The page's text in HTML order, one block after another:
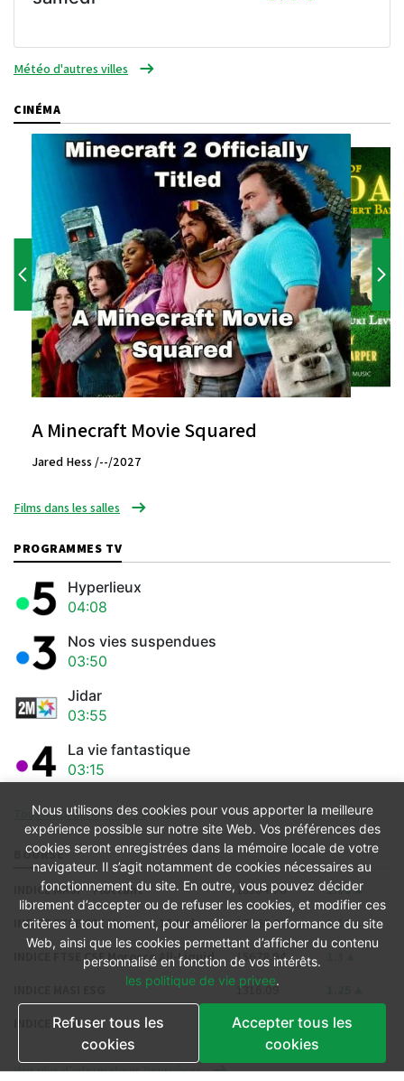
Météo d'autres villes
CINÉMA
A Minecraft Movie Squared
Jared Hess /--/2027
Films dans les salles
PROGRAMMES TV
Hyperlieux
04:08
Nos vies suspendues
03:50
Jidar
03:55
La vie fantastique
03:15
Tous les programmes TV
BOURSE
INDICE MASI ® Flottant 18304.76 1.06
INDICE FTSE CSE Morocco 15 Index 17263.03 1.32
INDICE FTSE CSE Morocco All-Liquid 15678.94
1316.09
INDICE MASI 20 1318.51 0.94
Voir plus d’informations boursières
Nous utilisons des cookies pour vous apporter la meilleure
expérience possible sur notre site Web. Vos préférences des
cookies seront enregistrées dans la mémoire locale de votre
navigateur. Il s’agit notamment de cookies nécessaires au
fonctionnement du site. En outre, vous pouvez décider
librement d’accepter ou de refuser les cookies, et modifier ces
critères à tout moment, pour améliorer la performance du site
Web, ainsi que les cookies permettant d’afficher du contenu
personnalisé en fonction de vos intérêts.
les politique de vie privee.
Refuser tous les
cookies
Accepter tous les
cookies